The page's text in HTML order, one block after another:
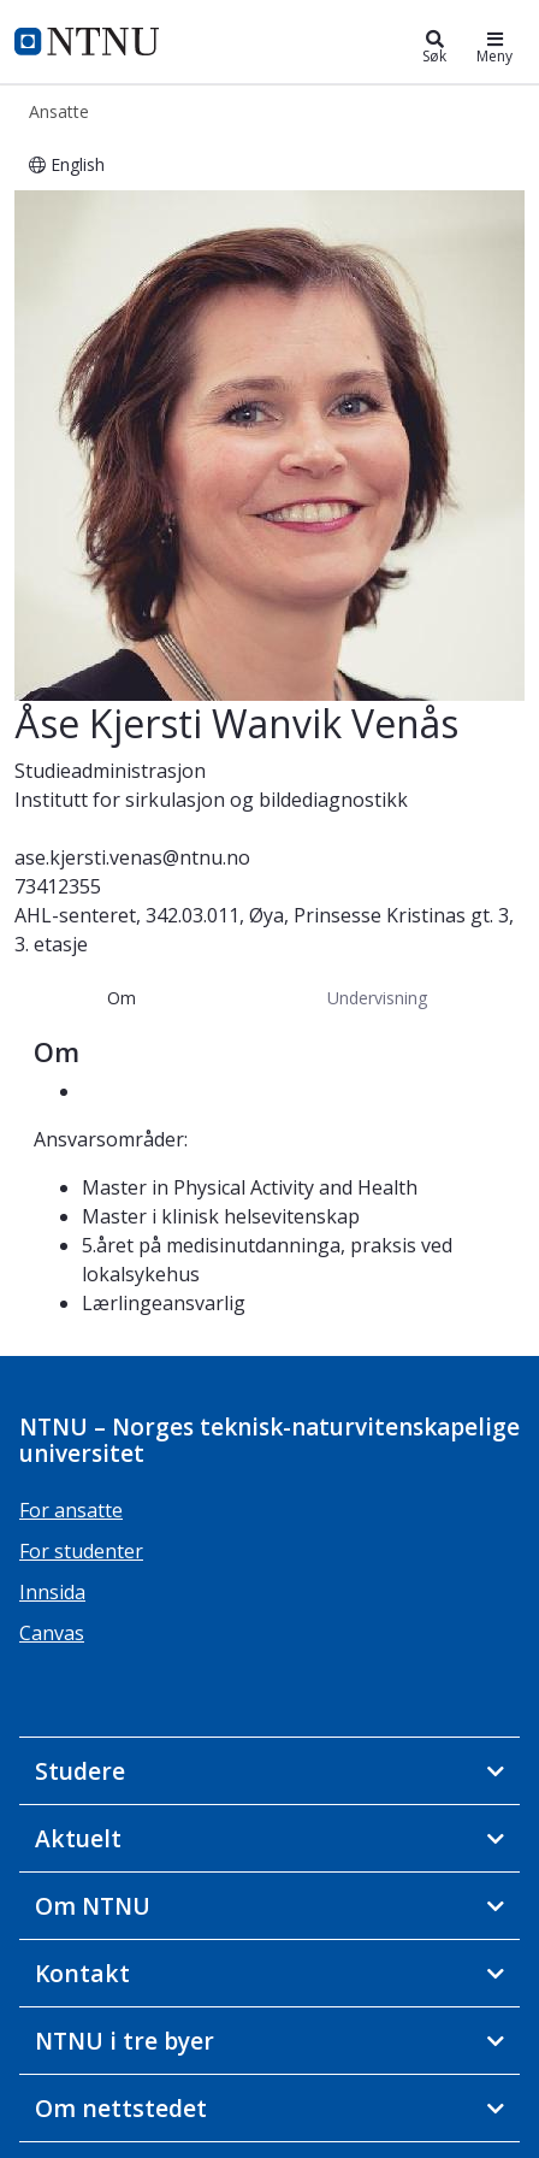
NTNU Hjemmeside
ntnu.no Søk Meny
Ansatte
English
Åse Kjersti Wanvik Venås
Studieadministrasjon
Institutt for sirkulasjon og bildediagnostikk
ase.kjersti.venas@ntnu.no
73412355
AHL-senteret, 342.03.011, Øya, Prinsesse Kristinas gt. 3,
3. etasje
Om Undervisning
Om
Ansvarsområder:
Master in Physical Activity and Health
Master i klinisk helsevitenskap
5.året på medisinutdanninga, praksis ved
lokalsykehus
Lærlingeansvarlig
NTNU – Norges teknisk-naturvitenskapelige
universitet
For ansatte
For studenter
Innsida
Canvas
Studere
Aktuelt
Om NTNU
Kontakt
NTNU i tre byer
Om nettstedet